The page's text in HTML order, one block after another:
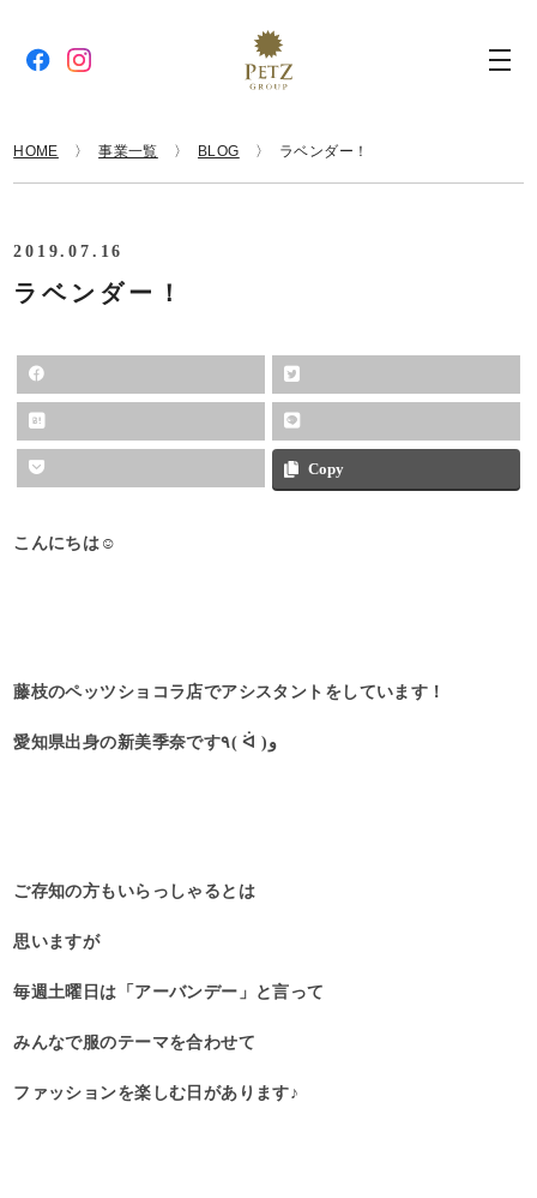
HOME 事業一覧 BLOG ラベンダー！
2019.07.16
ラベンダー！
Copy
こんにちは☺︎
藤枝のペッツショコラ店でアシスタントをしています！
愛知県出身の新美季奈です٩( ᐛ )و
ご存知の方もいらっしゃるとは
思いますが
毎週土曜日は「アーバンデー」と言って
みんなで服のテーマを合わせて
ファッションを楽しむ日があります♪